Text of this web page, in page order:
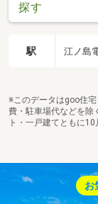
探す
駅 江ノ島
※このデータはgoo住
費・駐車場代などを除
ト・一戸建てともに
お